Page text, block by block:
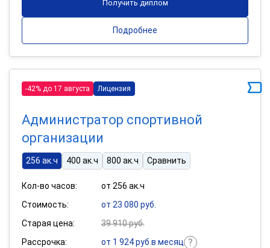
Получить диплом
Подробнее
-42% до 17 августа Лицензия
Администратор спортивной
организации
256 ак.ч 400 ак.ч 800 ак.ч Сравнить
Кол-во часов:
от 256 ак.ч
Стоимость:
от 23 080 руб.
Старая цена:
39 910 руб.
Рассрочка:
от 1 924 руб в месяц